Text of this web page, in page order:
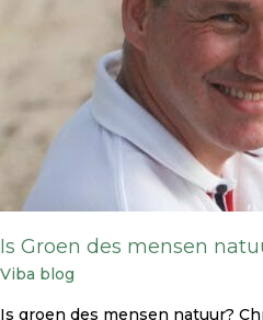
Is Groen des mensen
Viba blog
Is groen des mensen natuur?